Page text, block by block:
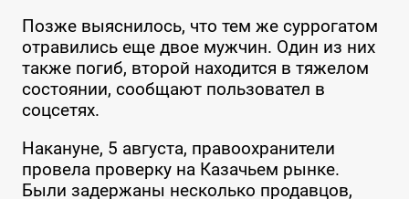
Позже выяснилось, что тем же суррогатом
отравились еще двое мужчин. Один из них
также погиб, второй находится в тяжелом
состоянии, сообщают пользовател в
соцсетях.
Накануне, 5 августа, правоохранители
провела проверку на Казачьем рынке.
Были задержаны несколько продавцов,